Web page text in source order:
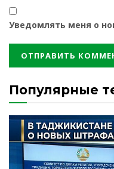
Уведомлять меня о
Популярные